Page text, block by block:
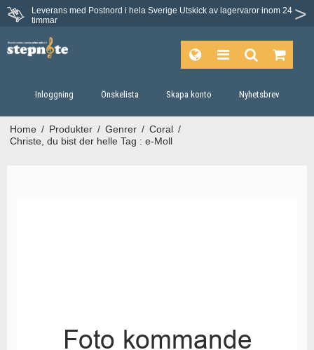
Leverans med Postnord i hela Sverige Utskick av lagervaror inom 24
timmar
Inloggning Önskelista Skapa konto Nyhetsbrev
Home / Produkter / Genrer / Coral /
Christe, du bist der helle Tag : e-Moll